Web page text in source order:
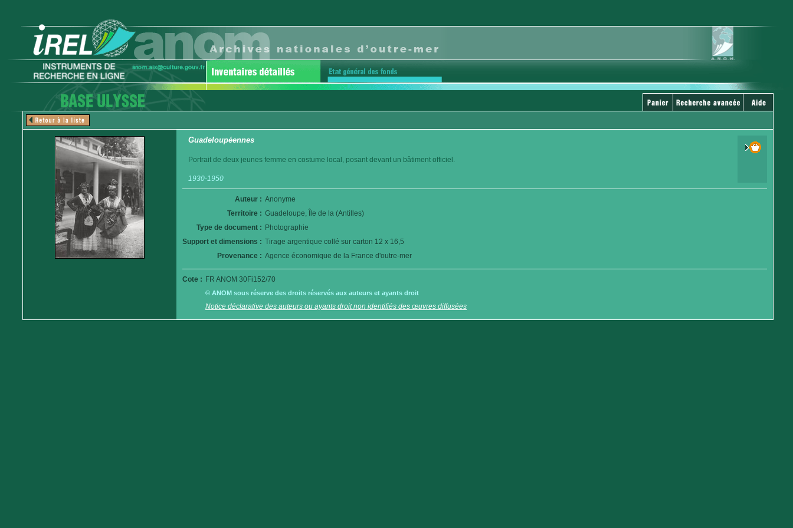
Guadeloupéennes
Portrait de deux jeunes femme en costume local, posant devant un bâtiment officiel.
1930-1950
Auteur : Anonyme
Territoire : Guadeloupe, Île de la (Antilles)
Type de document : Photographie
Support et dimensions : Tirage argentique collé sur carton 12 x 16,5
Provenance : Agence économique de la France d'outre-mer
Cote : FR ANOM 30Fi152/70
© ANOM sous réserve des droits réservés aux auteurs et ayants droit
Notice déclarative des auteurs ou ayants droit non identifiés des œuvres diffusées